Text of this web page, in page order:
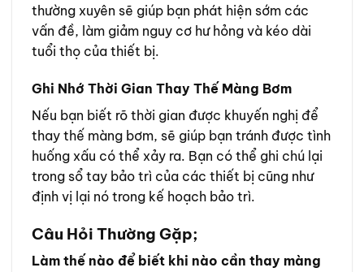
thường xuyên sẽ giúp bạn phát hiện sớm các
vấn đề, làm giảm nguy cơ hư hỏng và kéo dài
tuổi thọ của thiết bị.
Ghi Nhớ Thời Gian Thay Thế Màng Bơm
Nếu bạn biết rõ thời gian được khuyến nghị để
thay thế màng bơm, sẽ giúp bạn tránh được tình
huống xấu có thể xảy ra. Bạn có thể ghi chú lại
trong sổ tay bảo trì của các thiết bị cũng như
định vị lại nó trong kế hoạch bảo trì.
Câu Hỏi Thường Gặp;
Làm thế nào để biết khi nào cần thay màng